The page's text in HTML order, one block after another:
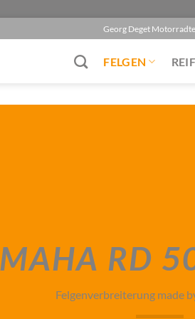
Georg Deget
FELGEN
RD
Felgenverbreiterung made